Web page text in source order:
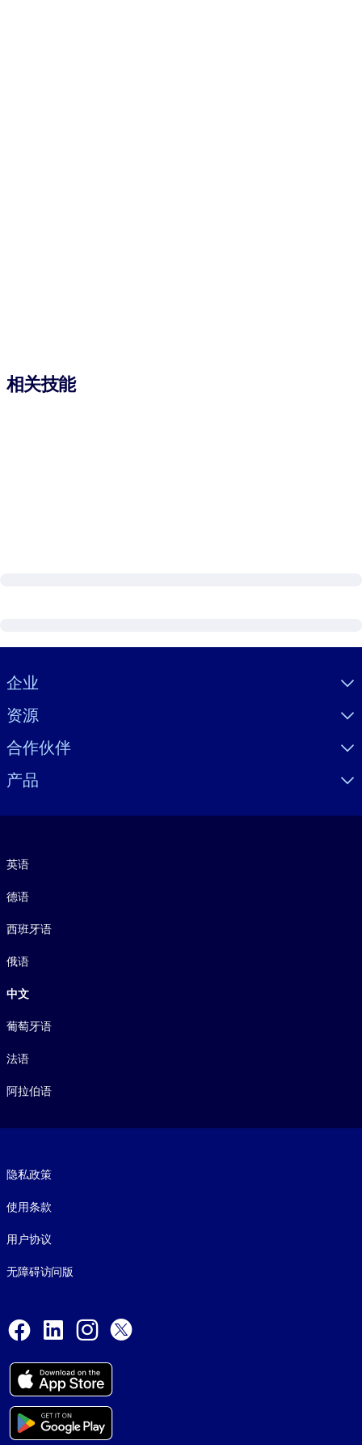
相关技能
Visually hidden Text
企业
资源
合作伙伴
产品
英语
德语
西班牙语
俄语
中文
葡萄牙语
法语
阿拉伯语
隐私政策
使用条款
用户协议
无障碍访问版
Facebook
LinkedInInstagram